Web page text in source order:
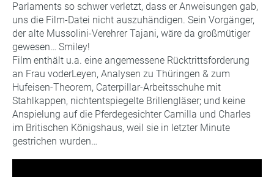
Parlaments so schwer verletzt, dass er Anweisungen gab,
uns die Film-Datei nicht auszuhändigen. Sein Vorgänger,
der alte Mussolini-Verehrer Tajani, wäre da großmütiger
gewesen… Smiley!
Film enthält u.a. eine angemessene Rücktrittsforderung
an Frau voderLeyen, Analysen zu Thüringen & zum
Hufeisen-Theorem, Caterpillar-Arbeitsschuhe mit
Stahlkappen, nichtentspiegelte Brillengläser; und keine
Anspielung auf die Pferdegesichter Camilla und Charles
im Britischen Königshaus, weil sie in letzter Minute
gestrichen wurden…